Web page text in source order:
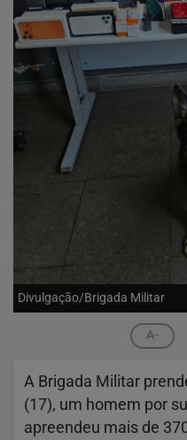
Divulgação/Brigada Militar
A-
A Brigada Militar
(17), um homem por
apreendeu mais de